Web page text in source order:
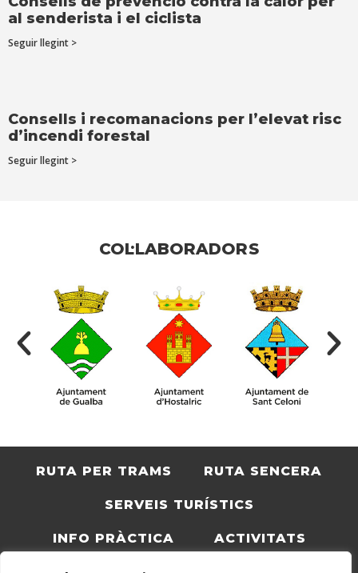
al senderista i el ciclista
Seguir llegint >
Consells i recomanacions per l’elevat risc
d’incendi forestal
Seguir llegint >
COL·LABORADORS
RUTA PER TRAMS RUTA SENCERA
SERVEIS TURÍSTICS
INFO PRÀCTICA ACTIVITATS